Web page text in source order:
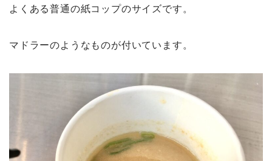
よくある普通の紙コップのサイズです。
マドラーのようなものが付いています。